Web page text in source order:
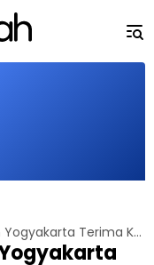
Jemaat Ahmadiyah Yogyakarta Terima Kunjungan Mahasiswa UKDW untuk Studi Cross Text Kitab Suci